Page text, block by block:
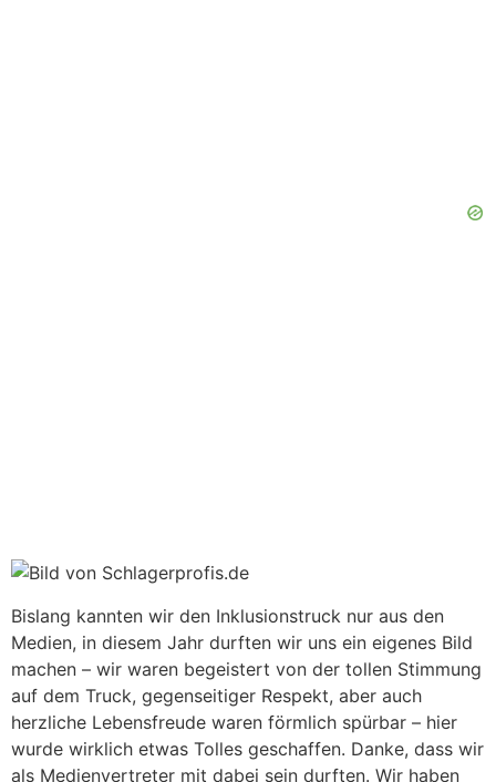
Bislang kannten wir den Inklusionstruck nur aus den
Medien, in diesem Jahr durften wir uns ein eigenes Bild
machen – wir waren begeistert von der tollen Stimmung
auf dem Truck, gegenseitiger Respekt, aber auch
herzliche Lebensfreude waren förmlich spürbar – hier
wurde wirklich etwas Tolles geschaffen. Danke, dass wir
als Medienvertreter mit dabei sein durften. Wir haben